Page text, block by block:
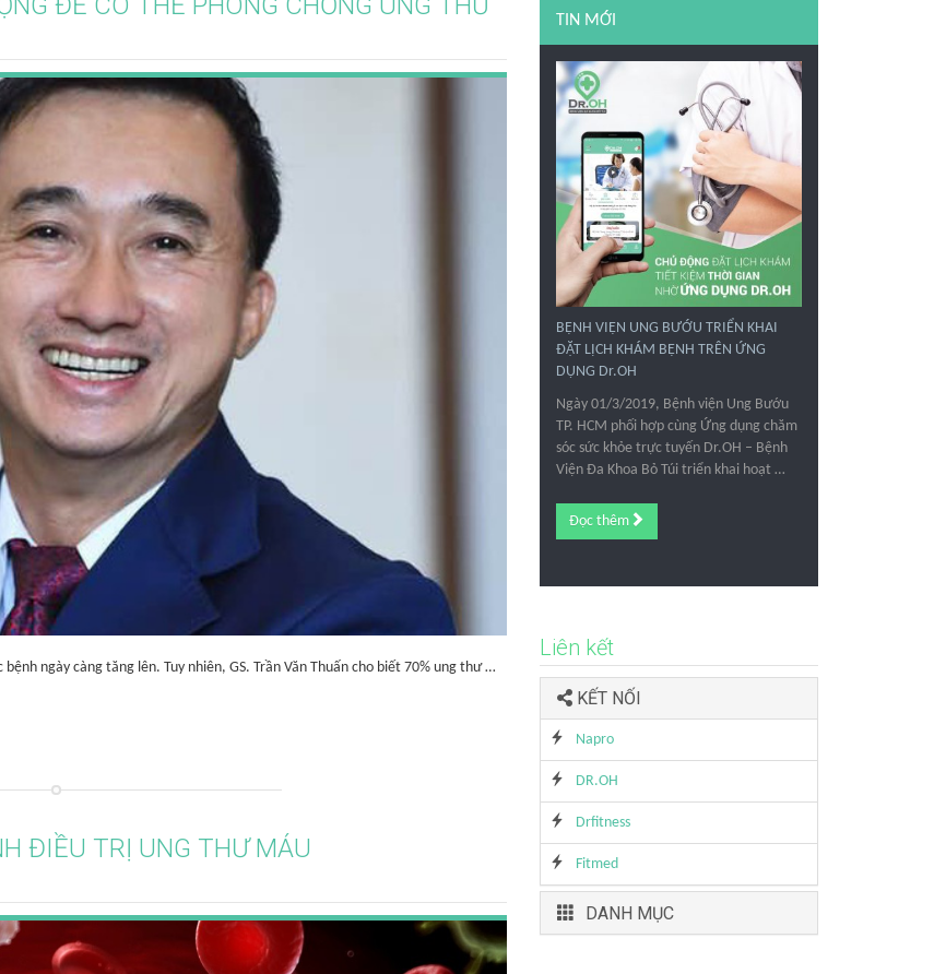
ngày càng tăng lên. Tuy nhiên, GS. Trần Văn Thuấn cho biết 70% ung thư …
ĐIỀU TRỊ UNG THƯ MÁU
TIN MỚI
BỆNH VIỆN UNG BƯỚU TRIỂN KHAI
ĐẶT LỊCH KHÁM BỆNH TRÊN ỨNG
DỤNG Dr.OH
Ngày 01/3/2019, Bệnh viện Ung Bướu
TP. HCM phối hợp cùng Ứng dụng chăm
sóc sức khỏe trực tuyến Dr.OH – Bệnh
Viện Đa Khoa Bỏ Túi triển khai hoạt …
Đọc thêm
Liên kết
KẾT NỐI
Napro
DR.OH
Drfitness
Fitmed
DANH MỤC